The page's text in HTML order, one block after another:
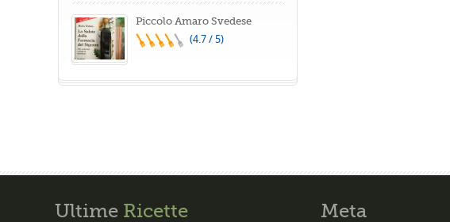
Piccolo Amaro Svedese
(4.7 / 5)
Ultime Ricette Meta